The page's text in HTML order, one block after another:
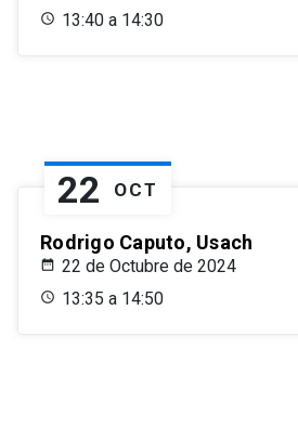
13:40 a 14:30
22 OCT
Rodrigo Caputo, Usach
22 de Octubre de 2024
13:35 a 14:50